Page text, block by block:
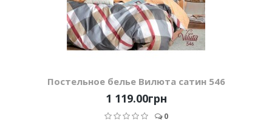
Постельное белье Вилюта сатин 546
1 119.00грн
0